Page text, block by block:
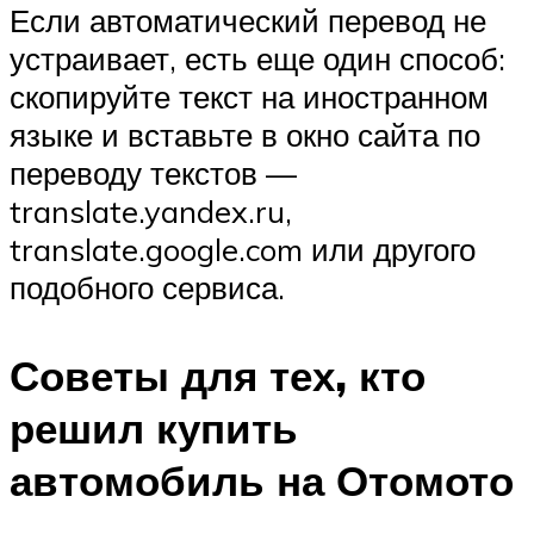
Если автоматический перевод не
устраивает, есть еще один способ:
скопируйте текст на иностранном
языке и вставьте в окно сайта по
переводу текстов —
translate.yandex.ru,
translate.google.com или другого
подобного сервиса.
Советы для тех, кто
решил купить
автомобиль на Отомото